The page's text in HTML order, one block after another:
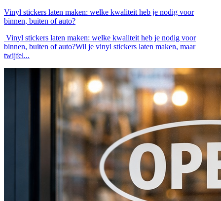
Vinyl stickers laten maken: welke kwaliteit heb je nodig voor
binnen, buiten of auto?
Vinyl stickers laten maken: welke kwaliteit heb je nodig voor
binnen, buiten of auto?Wil je vinyl stickers laten maken, maar
twijfel...